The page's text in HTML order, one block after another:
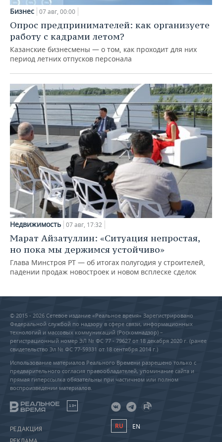
Бизнес 07 авг, 00:00
Опрос предпринимателей: как организуете
работу с кадрами летом?
Казанские бизнесмены — о том, как проходит для них
период летних отпусков персонала
Недвижимость 07 авг, 17:32
Марат Айзатуллин: «Ситуация непростая,
но пока мы держимся устойчиво»
Глава Минстроя РТ — об итогах полугодия у строителей,
падении продаж новостроек и новом всплеске сделок
© 2015 - 2026 Сетевое издание «Реальное время» Зарегистрировано
Федеральной службой по надзору в сфере связи, информационных
технологий и массовых коммуникаций (Роскомнадзор) –
регистрационный номер ЭЛ № ФС 77 - 79627 от 18 декабря 2020 г. (ранее
свидетельство Эл № ФС 77-59331 от 18 сентября 2014 г.)
Использование материалов Реального Времени разрешено только с
предварительного согласия правообладателей, упоминание сайта и
прямая гиперссылка обязательны при частичном или полном
воспроизведении материалов.
18+
РЕДАКЦИЯ
RU EN